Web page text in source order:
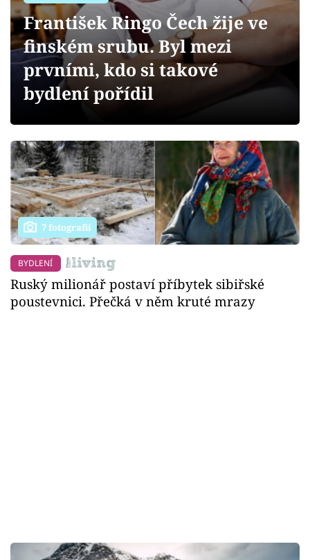
Přihlášení
Sledujte nás
František Ringo Čech žije ve
finském srubu. Byl mezi
prvními, kdo si takové
bydlení pořídil
7 fotografií
BYDLENÍ
Ruský milionář postaví příbytek sibiřské
poustevnici. Přečká v něm kruté mrazy